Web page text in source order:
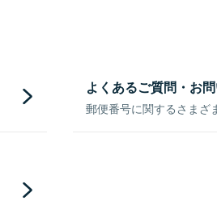
よくあるご質問・お
郵便番号に関するさまざ